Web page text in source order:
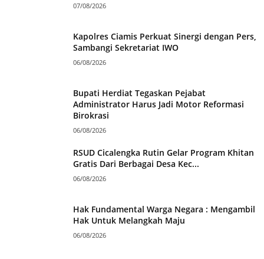
07/08/2026
Kapolres Ciamis Perkuat Sinergi dengan Pers,
Sambangi Sekretariat IWO
06/08/2026
Bupati Herdiat Tegaskan Pejabat
Administrator Harus Jadi Motor Reformasi
Birokrasi
06/08/2026
RSUD Cicalengka Rutin Gelar Program Khitan
Gratis Dari Berbagai Desa Kec...
06/08/2026
Hak Fundamental Warga Negara : Mengambil
Hak Untuk Melangkah Maju
06/08/2026